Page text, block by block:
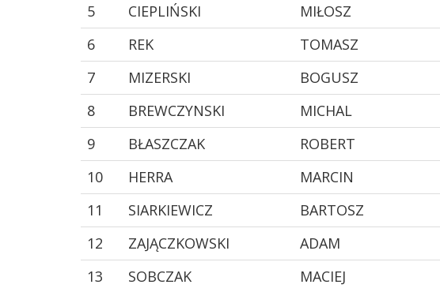
5
CIEPLIŃSKI MIŁOSZ
6
REK TOMASZ
7
MIZERSKI BOGUSZ
8
BREWCZYNSKI MICHAL
9
BŁASZCZAK ROBERT
10
HERRA MARCIN
11
SIARKIEWICZ BARTOSZ
12
ZAJĄCZKOWSKI ADAM
13
SOBCZAK MACIEJ